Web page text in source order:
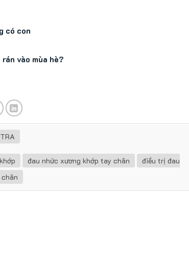
có con
vào mùa hè?
đau nhức xương khớp tay chân
điều trị đau